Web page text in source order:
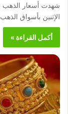
شهدت أسعار الذهب
الإثنين بأسواق
أكمل القراءة »